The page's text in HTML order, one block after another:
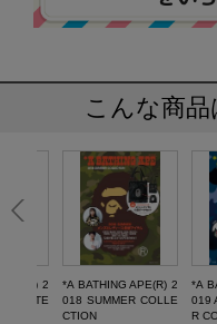
こんな商
2
WINTE
*A BATHING APE(R) 2
018 SUMMER COLLE
CTION
*A
019
R